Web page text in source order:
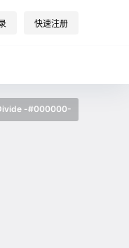
快速注册
-#000000-